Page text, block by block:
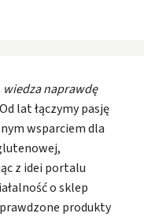
wiedza naprawdę
lat łączymy pasję
wsparciem dla
z idei portalu
o sklep
produkty